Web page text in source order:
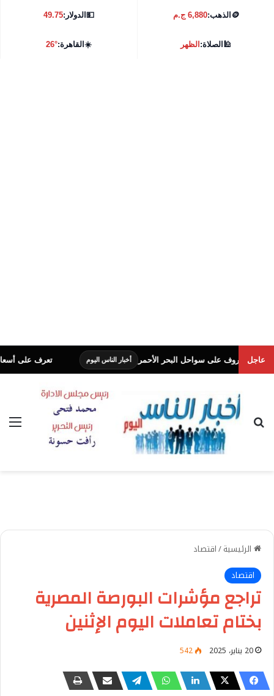
🪙 الذهب:6,880 ج.م 💵الدولار:49.75
🕌الصلاة:الظهر ☀️القاهرة:26°
عاجلعلى سواحل البحر الأحمر أخبار الناس اليوم تعرف على أسعار
بحث عن
الرئيسية/اقتصاد
اقتصاد
تراجع مؤشرات البورصة المصرية
بختام تعاملات اليوم الإثنين
20 يناير، 2025 542